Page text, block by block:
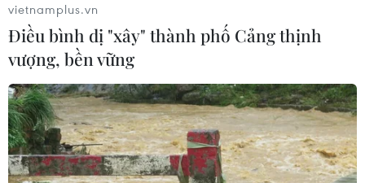
Ukraine tiếp tục tiến hành trao đổi tù
nhân, thi thể binh sỹ với Nga
18/06/2022 23:58
Bộ Quốc phòng Ukraine cho biết 5 dân thường cùng
vietnamplus.vn
Điều bình dị "xây" thành phố Cảng thịnh
vượng, bền vững